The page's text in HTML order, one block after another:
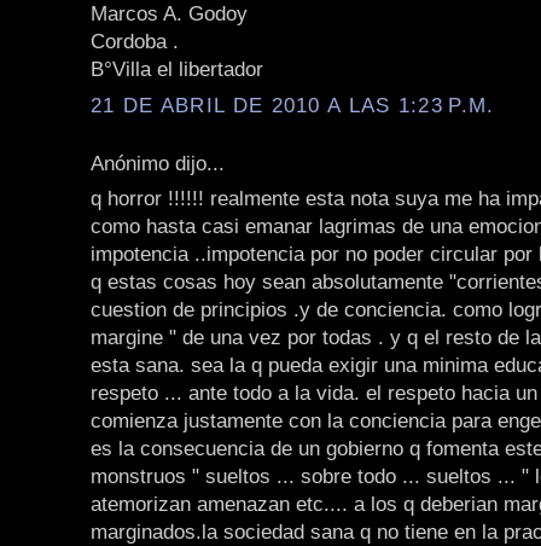
Marcos A. Godoy
Cordoba .
B°Villa el libertador
21 DE ABRIL DE 2010 A LAS 1:23 P.M.
Anónimo dijo...
q horror !!!!!! realmente esta nota suya me ha
como hasta casi emanar lagrimas de una
impotencia ..impotencia por no poder circular por
q estas cosas hoy sean absolutamente
cuestion de principios .y de conciencia. como
margine " de una vez por todas . y q el resto de
esta sana. sea la q pueda exigir una minima
respeto ... ante todo a la vida. el respeto hacia
comienza justamente con la conciencia para
es la consecuencia de un gobierno q fomenta
monstruos " sueltos ... sobre todo ... sueltos ... "
atemorizan amenazan etc.... a los q deberian
marginados.la sociedad sana q no tiene en la